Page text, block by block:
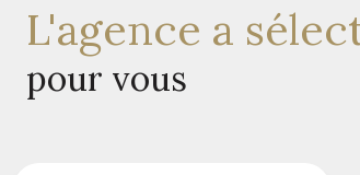
l'agence a
pour vous